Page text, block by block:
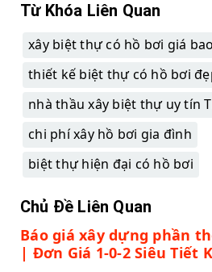
Từ Khóa Liên Quan
xây biệt thự có hồ bơi giá
thiết kế biệt thự có hồ bơi
nhà thầu xây biệt thự uy tín
chi phí xây hồ bơi gia đình
biệt thự hiện đại có hồ bơi
Chủ Đề Liên Quan
Báo giá xây dựng phần
| Đơn Giá 1-0-2 Siêu Tiết